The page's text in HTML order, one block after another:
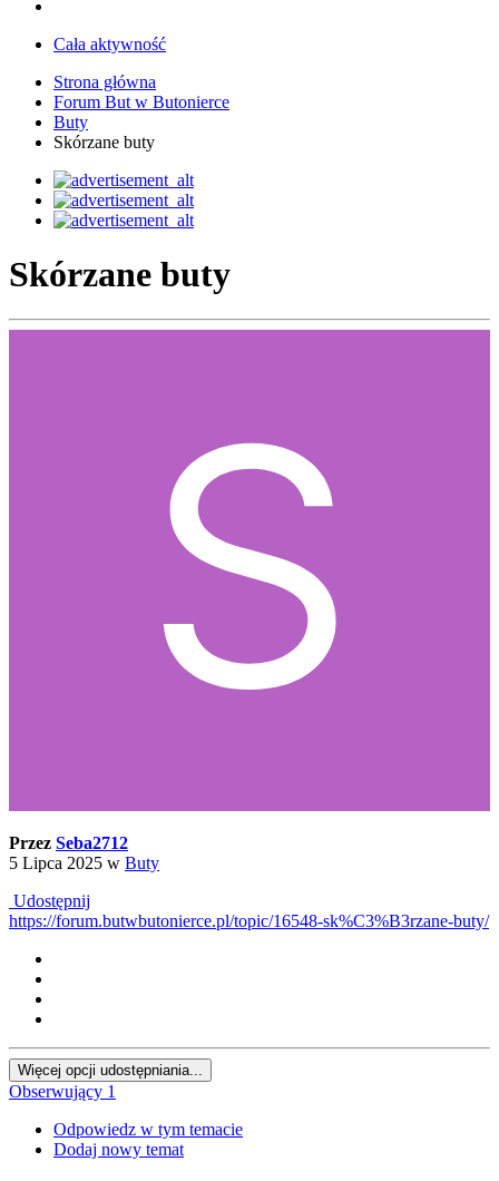
Cała aktywność
Strona główna
Forum But w Butonierce
Buty
Skórzane buty
Skórzane buty
Przez Seba2712
5 Lipca 2025 w Buty
Udostępnij
https://forum.butwbutonierce.pl/topic/16548-sk%C3%B3rzane-buty/
Więcej opcji udostępniania...
Obserwujący 1
Odpowiedz w tym temacie
Dodaj nowy temat